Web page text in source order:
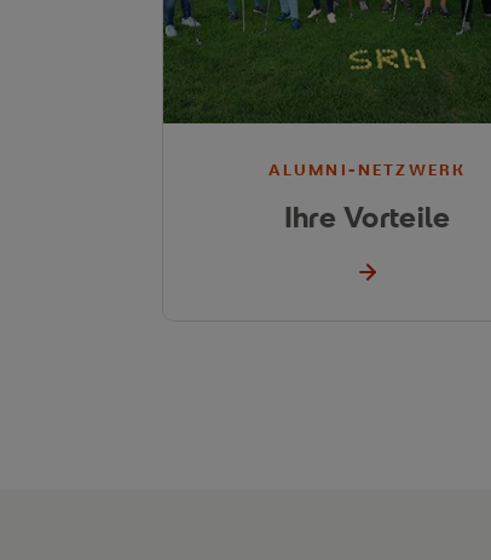
ALUMNI-NETZWERK
Ihre Vorteile